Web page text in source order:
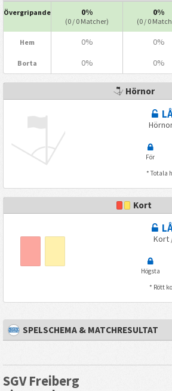
Övergripande 0%
(0 / 0 Matcher)
0%
(0 / 0
Hem 0% 0%
Borta 0% 0%
Hörnor
För
* Totala
Kort
Kort
Högsta
* Rött
SPELSCHEMA & MATCHRESULTAT
SGV Freiberg